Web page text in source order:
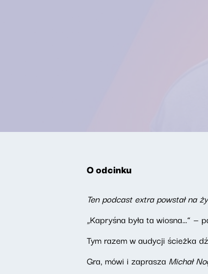
O odcinku
Ten podcast extra powstał na
„Kapryśna była ta wiosna…” —
Tym razem w audycji ścieżka
Gra, mówi i zaprasza Michał